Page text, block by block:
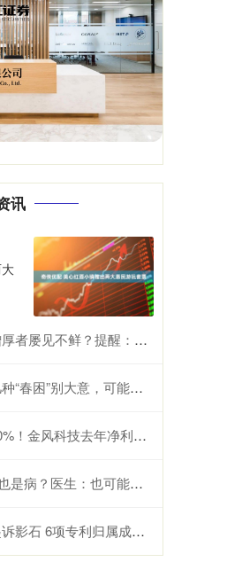
讯
：三餐中的过快进食习惯许是诱因
意，可能是过敏甚至中风前兆
去年净利润增近五成至27亿元
也可能是交感神经过度兴奋所致
6项专利归属成案件焦点